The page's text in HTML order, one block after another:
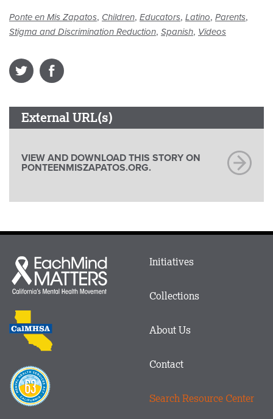
Ponte en Mis Zapatos, Children, Educators, Latino, Parents,
Stigma and Discrimination Reduction, Spanish, Videos
External URL(s)
VIEW AND DOWNLOAD THIS STORY ON
PONTEENMISZAPATOS.ORG.
Each
Mind
Matters
CalMHSA
logo
Proposition
63
logo
Main
Footer
Initiatives
Collections
About Us
Contact
Search Resource Center